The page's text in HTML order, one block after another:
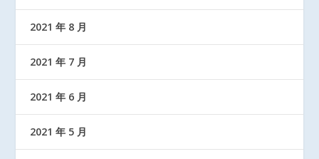
2021 年 8 月
2021 年 7 月
2021 年 6 月
2021 年 5 月